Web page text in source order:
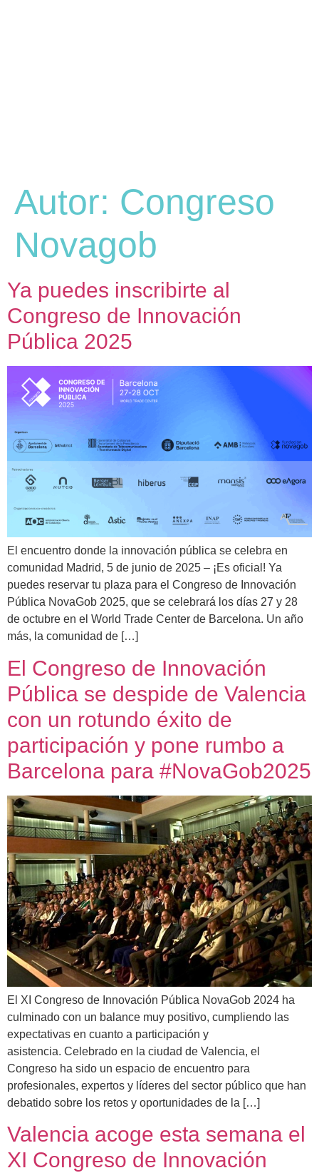
Autor: Congreso
Novagob
Ya puedes inscribirte al
Congreso de Innovación
Pública 2025
El encuentro donde la innovación pública se celebra en
comunidad Madrid, 5 de junio de 2025 – ¡Es oficial! Ya
puedes reservar tu plaza para el Congreso de Innovación
Pública NovaGob 2025, que se celebrará los días 27 y 28
de octubre en el World Trade Center de Barcelona. Un año
más, la comunidad de […]
El Congreso de Innovación
Pública se despide de Valencia
con un rotundo éxito de
participación y pone rumbo a
Barcelona para #NovaGob2025
El XI Congreso de Innovación Pública NovaGob 2024 ha
culminado con un balance muy positivo, cumpliendo las
expectativas en cuanto a participación y
asistencia. Celebrado en la ciudad de Valencia, el
Congreso ha sido un espacio de encuentro para
profesionales, expertos y líderes del sector público que han
debatido sobre los retos y oportunidades de la […]
Valencia acoge esta semana el
XI Congreso de Innovación